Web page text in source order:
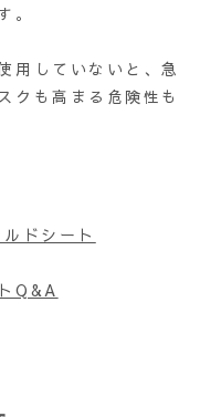
。
用していないと、急
クも高まる危険性も
ドシート
Q&A